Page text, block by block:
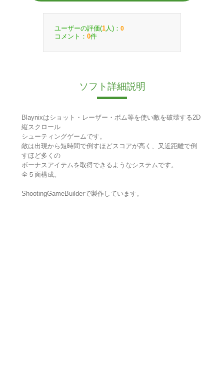
ユーザーの評価(1 人)： 0
コメント： 0件
ソフト詳細説明
Blaynixはショット・レーザー・ボム等を使い敵を破壊する2D
縦スクロール
シューティングゲームです。
敵は出現から短時間で倒すほどスコアが高く、又近距離で倒
すほど多くの
ボーナスアイテムを取得できるようなシステムです。
全５面構成。
ShootingGameBuilderで製作しています。